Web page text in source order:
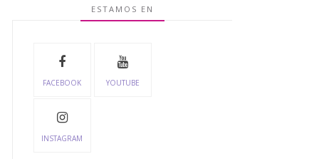
ESTAMOS EN
FACEBOOK YOUTUBE
INSTAGRAM